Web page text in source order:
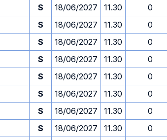
S 18/06/2027 11.30 0
S 18/06/2027 11.30 0
S 18/06/2027 11.30 0
S 18/06/2027 11.30 0
S 18/06/2027 11.30 0
S 18/06/2027 11.30 0
S 18/06/2027 11.30 0
S 18/06/2027 11.30 0